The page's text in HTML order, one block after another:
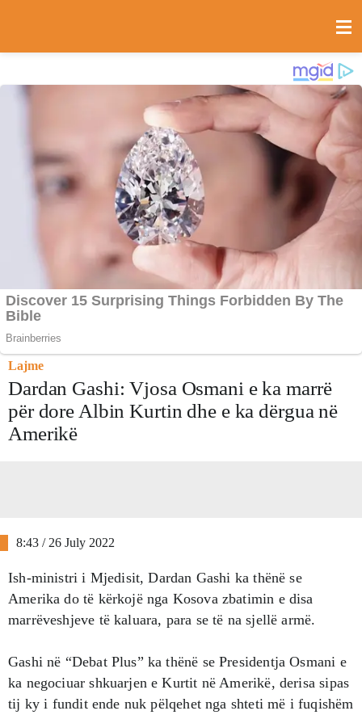
Lajme
Dardan Gashi: Vjosa Osmani e ka marrë
për dore Albin Kurtin dhe e ka dërgua në
Amerikë
8:43 / 26 July 2022
Ish-ministri i Mjedisit, Dardan Gashi ka thënë se
Amerika do të kërkojë nga Kosova zbatimin e disa
marrëveshjeve të kaluara, para se të na sjellë armë.
Gashi në “Debat Plus” ka thënë se Presidentja Osmani e
ka negociuar shkuarjen e Kurtit në Amerikë, derisa sipas
tij ky i fundit ende nuk pëlqehet nga shteti më i fuqishëm